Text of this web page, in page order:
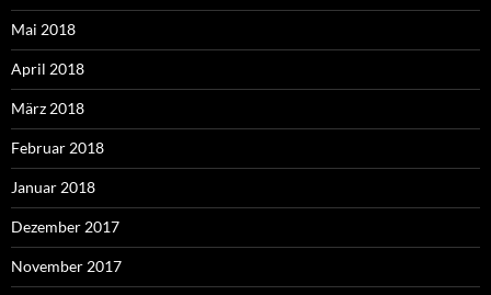
Mai 2018
April 2018
März 2018
Februar 2018
Januar 2018
Dezember 2017
November 2017